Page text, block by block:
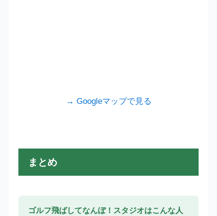
→ Googleマップで見る
まとめ
ゴルフ飛ばしてなんぼ！スタジオはこんな人